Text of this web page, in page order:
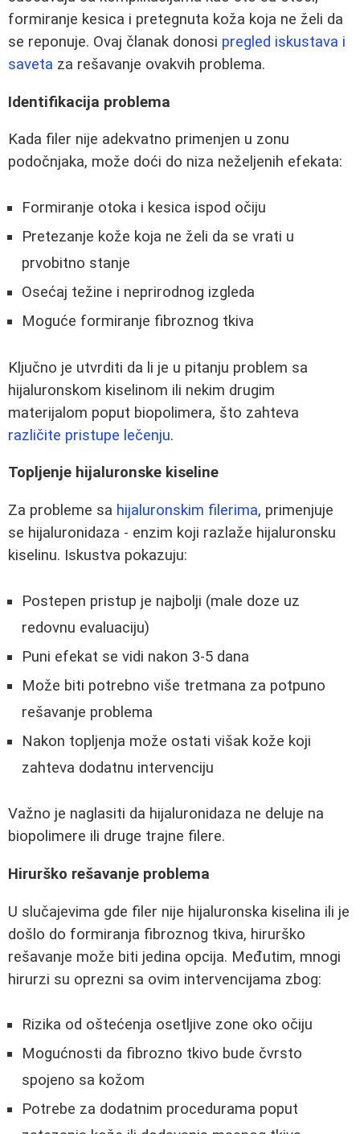
formiranje kesica i pretegnuta koža koja ne želi da
se reponuje. Ovaj članak donosi pregled iskustava i
saveta za rešavanje ovakvih problema.
Identifikacija problema
Kada filer nije adekvatno primenjen u zonu
podočnjaka, može doći do niza neželjenih efekata:
Formiranje otoka i kesica ispod očiju
Pretezanje kože koja ne želi da se vrati u
prvobitno stanje
Osećaj težine i neprirodnog izgleda
Moguće formiranje fibroznog tkiva
Ključno je utvrditi da li je u pitanju problem sa
hijaluronskom kiselinom ili nekim drugim
materijalom poput biopolimera, što zahteva
različite pristupe lečenju.
Topljenje hijaluronske kiseline
Za probleme sa hijaluronskim filerima, primenjuje
se hijaluronidaza - enzim koji razlaže hijaluronsku
kiselinu. Iskustva pokazuju:
Postepen pristup je najbolji (male doze uz
redovnu evaluaciju)
Puni efekat se vidi nakon 3-5 dana
Može biti potrebno više tretmana za potpuno
rešavanje problema
Nakon topljenja može ostati višak kože koji
zahteva dodatnu intervenciju
Važno je naglasiti da hijaluronidaza ne deluje na
biopolimere ili druge trajne filere.
Hirurško rešavanje problema
U slučajevima gde filer nije hijaluronska kiselina ili je
došlo do formiranja fibroznog tkiva, hirurško
rešavanje može biti jedina opcija. Međutim, mnogi
hirurzi su oprezni sa ovim intervencijama zbog:
Rizika od oštećenja osetljive zone oko očiju
Mogućnosti da fibrozno tkivo bude čvrsto
spojeno sa kožom
Potrebe za dodatnim procedurama poput